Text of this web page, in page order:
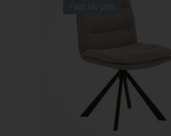
Fast lav pris